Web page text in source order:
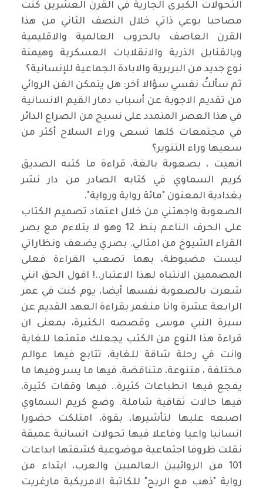
التحولات الكبرى الجارية في القرن العشرين كنت
مصاحبا بوعي ذاتي خلال النصف الثاني من هذا
القرن العاصف بالحروب العالمية والاقليمية
وبالقنابل الذرية والانقلابات العسكرية وهيمنة
نوع جديد من البربرية والابادة الجماعية للإنسانية؟
ثم سألتُ نفسي سؤالا آخر: هل يتمكن الفن الروائي
من تقديم الاجوبة عن أسباب دمار القيم الانسانية
في هذا العصر المتمدد على نسيج من الصراع الدائر
في مجتمعات كلها تسعى وراء السلاح أكثر من
سعيها وراء التنوير؟
انهيت ، بصعوبة بالغة، قراءة ما كتبه الصديق
كريم السماوي في كتابه الصادر من دار نشر
بغدادية المعنون "مائة رواية ورواية".
الصعوبة واجهتني من خلال اعتماد تصميم الكتاب
على الحرف الناعم بنط 12 وهو لا يتلاءم مع بصر
القراء الشيوخ من امثالي. بصري يضعف ونظاراتي
ليست مضبوطة، بهما تصعب القراءة فعلى
المصممين الانتباه لهذا الاعتبار..! اقول الحق انني
شعرت بالصعوبة نفسها أيضا، يوم كنت في عمر
الرابعة عشرة وانا منغمر بقراءة العهد القديم عن
سيرة النبي موسى وقصصه الكثيرة، بمعنى ان
قراءة هذا النوع من الكتب يجعلك متمتعا للغاية
وانت في رحلة شاقة للغاية، تتابع فيها عوالم
مختلفة ، متنوعة، متناقضة، فيها ما يسر وفيها ما
يفجع فيها انطباعات كثيرة.. فيها وقفات كثيرة،
فيها حالات ثقافية شاملة. وضع كريم السماوي
اصبعه عليها لتأشيرها، بقوة، امتلكت حضورا
انسانيا واعيا وفاعلا فيها تحولات انسانية عميقة
نقلت ظروفا اجتماعية موضوعية كشفتها ابداعات
101 من الروائيين العالميين والعرب، ابتداء من
رواية "ذهب مع الريح" للكاتبة الامريكية مارغريت